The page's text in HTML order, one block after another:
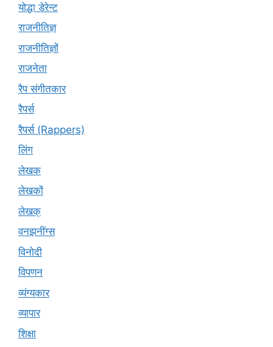
योद्धा डेरेन्ट
राजनीतिज्ञ
राजनीतिज्ञों
राजनेता
रैप संगीतकार
रैपर्स
रैपर्स (Rappers)
लिंग
लेखक
लेखकों
लेखक्
वनझनींग्स
विनोदी
विपणन
व्यंग्यकार
व्यापार
शिक्षा